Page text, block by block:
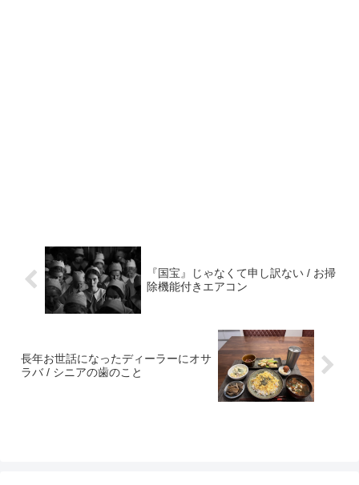
『国宝』じゃなくて申し訳ない / お掃
除機能付きエアコン
長年お世話になったディーラーにオサ
ラバ / シニアの歯のこと